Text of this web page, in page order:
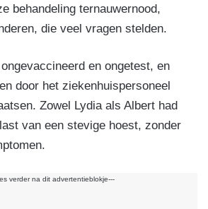
behandeling ternauwernood,
die veel vragen stelden.
en ongetest, en
door het ziekenhuispersoneel
Zowel Lydia als Albert had
van een stevige hoest, zonder
verder na dit advertentieblokje---